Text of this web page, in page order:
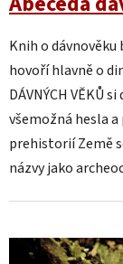
Knih o
hovoří hlavně o
DÁVNÝCH VĚKŮ
všemožná hesla
prehistorií Země
názvy jako